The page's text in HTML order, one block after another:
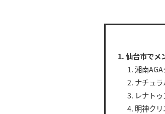
仙台市でメ
湘南
ナチュ
レナト
明神ク